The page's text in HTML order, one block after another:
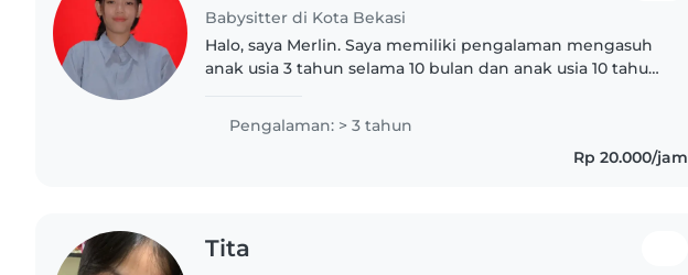
Babysitter di Kota Bekasi
Halo, saya Merlin. Saya memiliki pengalaman mengasuh
anak usia 3 tahun selama 10 bulan dan anak usia 10 tahun
Pengalaman: > 3 tahun
Rp 20.000/jam
Tita